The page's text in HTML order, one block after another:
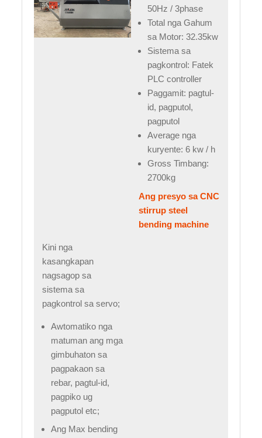
50Hz / 3phase
Total nga Gahum
sa Motor: 32.35kw
Sistema sa
pagkontrol: Fatek
PLC controller
Paggamit: pagtul-
id, pagputol,
pagputol
Average nga
kuryente: 6 kw / h
Gross Timbang:
2700kg
Ang presyo sa CNC
stirrup steel
bending machine
Kini nga
kasangkapan
nagsagop sa
sistema sa
pagkontrol sa servo;
Awtomatiko nga
matuman ang mga
gimbuhaton sa
pagpakaon sa
rebar, pagtul-id,
pagpiko ug
pagputol etc;
Ang Max bending